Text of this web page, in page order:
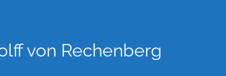
von Rechenberg